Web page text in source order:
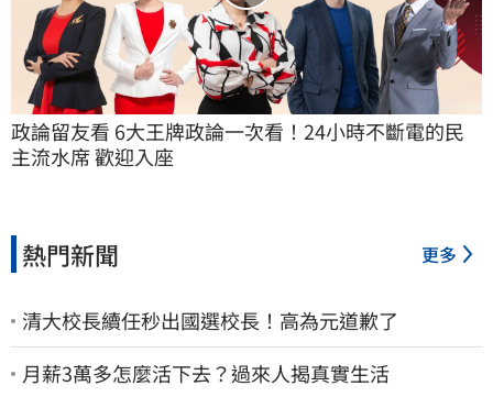
政論留友看 6大王牌政論一次看！24小時不斷電的民
主流水席 歡迎入座
熱門新聞 更多
清大校長續任秒出國選校長！高為元道歉了
月薪3萬多怎麼活下去？過來人揭真實生活